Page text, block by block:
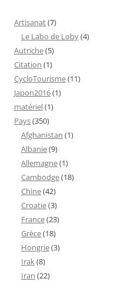
Artisanat(7)
Le Labo de Loby(4)
Autriche(5)
Citation (1)
CycloTourisme(11)
Japon2016(1)
matériel(1)
Pays(350)
Afghanistan (1)
Albanie(9)
Allemagne(1)
Cambodge(18)
Chine(42)
Croatie(3)
France(23)
Grèce(18)
Hongrie(3)
Irak(8)
Iran (22)